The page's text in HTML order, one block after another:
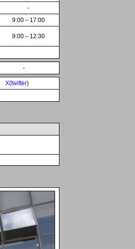
-
9:00～17:00
9:00～12:30
-
X(twitter)